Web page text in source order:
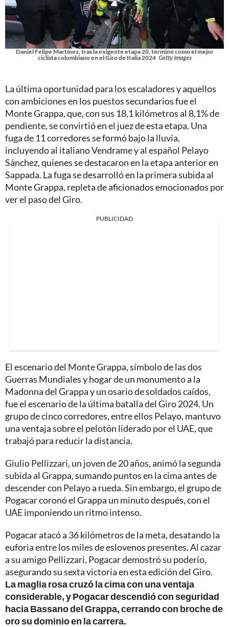
Daniel Felipe Martínez, tras la exigente etapa 20, terminó como el mejor
ciclista colombiano en el Giro de Italia 2024 Getty Images
La última oportunidad para los escaladores y aquellos
con ambiciones en los puestos secundarios fue el
Monte Grappa, que, con sus 18,1 kilómetros al 8,1% de
pendiente, se convirtió en el juez de esta etapa. Una
fuga de 11 corredores se formó bajo la lluvia,
incluyendo al italiano Vendrame y al español Pelayo
Sánchez, quienes se destacaron en la etapa anterior en
Sappada. La fuga se desarrolló en la primera subida al
Monte Grappa, repleta de aficionados emocionados por
ver el paso del Giro.
PUBLICIDAD
El escenario del Monte Grappa, símbolo de las dos
Guerras Mundiales y hogar de un monumento a la
Madonna del Grappa y un osario de soldados caídos,
fue el escenario de la última batalla del Giro 2024. Un
grupo de cinco corredores, entre ellos Pelayo, mantuvo
una ventaja sobre el pelotón liderado por el UAE, que
trabajó para reducir la distancia.
Giulio Pellizzari, un joven de 20 años, animó la segunda
subida al Grappa, sumando puntos en la cima antes de
descender con Pelayo a rueda. Sin embargo, el grupo de
Pogacar coronó el Grappa un minuto después, con el
UAE imponiendo un ritmo intenso.
Pogacar atacó a 36 kilómetros de la meta, desatando la
euforia entre los miles de eslovenos presentes. Al cazar
a su amigo Pellizzari, Pogacar demostró su poderío,
asegurando su sexta victoria en esta edición del Giro.
La maglia rosa cruzó la cima con una ventaja
considerable, y Pogacar descendió con seguridad
hacia Bassano del Grappa, cerrando con broche de
oro su dominio en la carrera.